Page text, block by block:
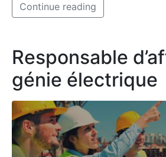
Continue reading
Responsable
génie électrique